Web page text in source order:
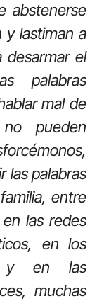
abstenerse
y lastiman a
desarmar el
palabras
mal de
pueden
las palabras
entre
las redes
en los
y en las
muchas